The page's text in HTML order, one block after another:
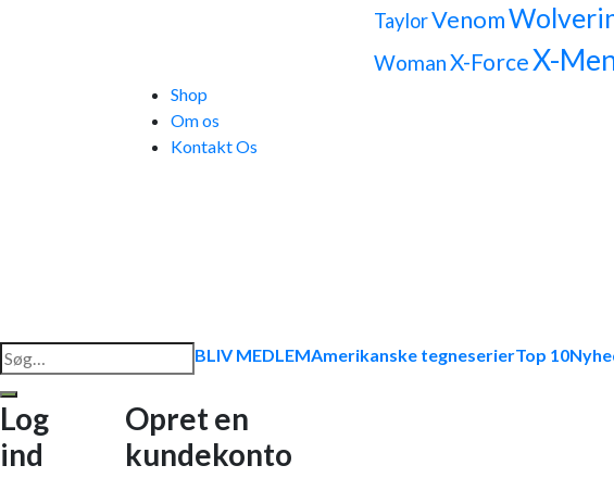
TaylorVenom
WomanX-ForceX-
Shop
Om os
Kontakt Os
Søg
efter:
BLIV MEDLEMAmerikanske tegneserierTop 10
Log
ind
Opret en
kundekonto